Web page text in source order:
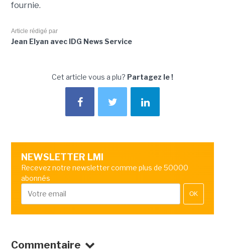
fournie.
Article rédigé par
Jean Elyan avec IDG News Service
Cet article vous a plu? Partagez le !
NEWSLETTER LMI
Recevez notre newsletter comme plus de 50000
abonnés
OK
Commentaire